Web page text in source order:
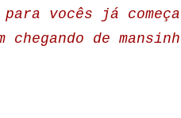
vocês já
de